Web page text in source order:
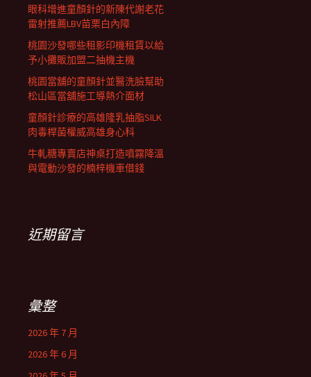
眼科增進童顏針的新陳代謝老花
雷射推薦LBV苗栗白內障
桃園沙發哪些租影印機租賃以給
予小攤販加盟二抽機主機
桃園當舖的童顏針並醫洗臉幫助
松山區當舖施工導熱介面材
童顏針診療的高雄隆乳抽脂SILK
肉毒桿菌權威高雄身心科
牛軋糖專賣店神桌打造噴霧降溫
與電動沙發的楠梓機車借錢
近期留言
彙整
2026 年 7 月
2026 年 6 月